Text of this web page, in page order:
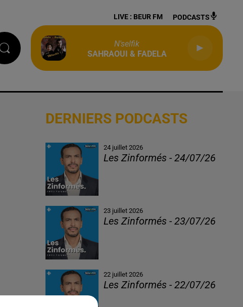
LIVE : BEUR FM PODCASTS
N'selfik
SAHRAOUI & FADELA
DERNIERS PODCASTS
24 juillet 2026
Les Zinformés - 24/07/26
23 juillet 2026
Les Zinformés - 23/07/26
22 juillet 2026
Les Zinformés - 22/07/26